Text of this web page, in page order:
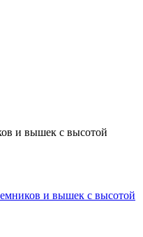
и вышек с высотой
и вышек с высотой